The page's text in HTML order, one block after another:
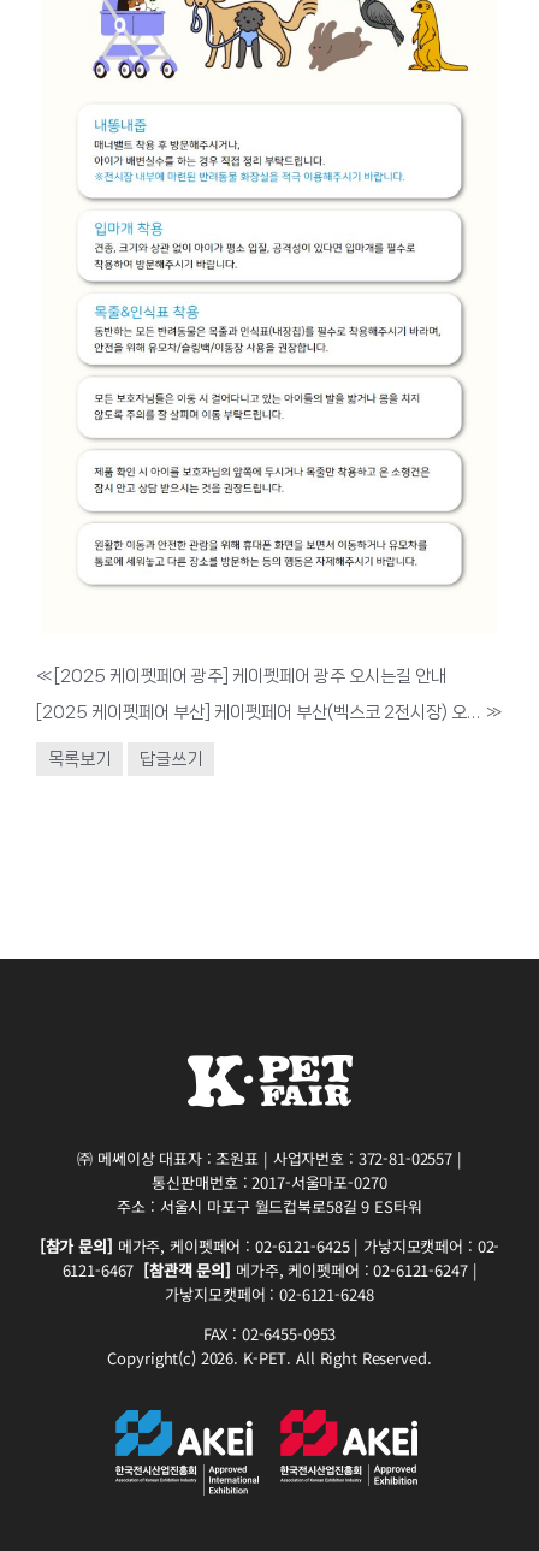
« [2025 케이펫페어 광주] 케이펫페어 광주 오시는길 안내
[2025 케이펫페어 부산] 케이펫페어 부산(벡스코 2전시장) 오시는길 »
목록보기 답글쓰기
㈜ 메쎄이상 대표자 : 조원표 | 사업자번호 : 372-81-02557 |
통신판매번호 : 2017-서울마포-0270
주소 : 서울시 마포구 월드컵북로58길 9 ES타워
[참가 문의] 메가주, 케이펫페어 : 02-6121-6425 | 가낳지모캣페어 : 02-
6121-6467 [참관객 문의] 메가주, 케이펫페어 : 02-6121-6247 |
가낳지모캣페어 : 02-6121-6248
FAX : 02-6455-0953
Copyright(c) 2026. K-PET. All Right Reserved.